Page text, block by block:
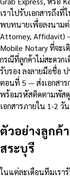
เราไปรับเอกสารถึง
พบทนายเพื่อลงนามต่
Attorney, Affidavit)
Mobile Notary ที่จะเ
กรณีที่ลูกค้าไม่สะดวก
รับรอง ลงลายมือชื่อ
ตอนที่ 5 — ส่งเอกสาร
พร้อมรหัสติดตามพัสดุ
เอกสารภายใน 1-2 วั
ตัวอย่างลูกค้
สระบุรี
ในแต่ละเดือนทีมเรารั